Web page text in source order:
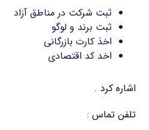
ثبت شرکت در مناطق آزاد
ثبت برند و لوگو
اخذ کارت بازرگانی
اخد کد اقتصادی
اشاره کرد .
تلفن تماس :